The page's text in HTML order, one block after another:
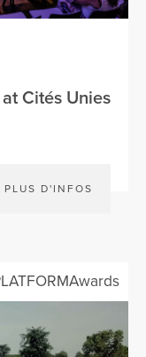
Cités Unies
PLUS D'INFOS